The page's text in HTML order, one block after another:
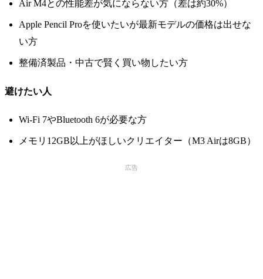
Air M4との性能差が気にならない方（差は約30%）
Apple Pencil Proを使いたいが最新モデルの価格は出せな
い方
整備済製品・中古で賢く買い物したい方
避けたい人
Wi-Fi 7やBluetooth 6が必要な方
メモリ12GB以上がほしいクリエイター（M3 Airは8GB）
広告